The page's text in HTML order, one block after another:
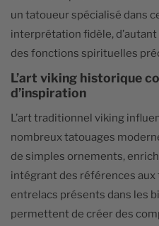
un tatoueur spécialisé dans
interprétation fidèle,
des fonctions spirituelles
L’art viking historique
d’inspiration
L’art traditionnel viking
nombreux tatouages
de simples ornements,
intégrant des références
entrelacs présents dans les
permettent de créer des